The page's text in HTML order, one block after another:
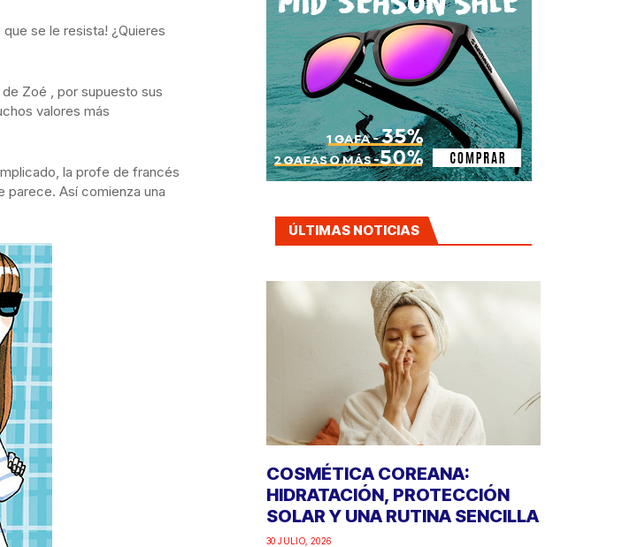
se le resista! ¿Quieres
Zoé , por supuesto sus
valores más
la profe de francés
parece. Así comienza una
ÚLTIMAS NOTICIAS
COSMÉTICA COREANA:
HIDRATACIÓN, PROTECCIÓN
SOLAR Y UNA RUTINA SENCILLA
30 JULIO, 2026